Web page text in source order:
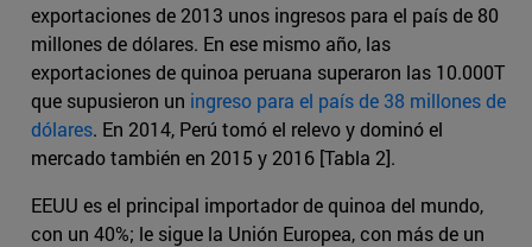
exportaciones de 2013 unos ingresos para el país de 80
millones de dólares. En ese mismo año, las
exportaciones de quinoa peruana superaron las 10.000T
que supusieron un ingreso para el país de 38 millones de
dólares. En 2014, Perú tomó el relevo y dominó el
mercado también en 2015 y 2016 [Tabla 2].
EEUU es el principal importador de quinoa del mundo,
con un 40%; le sigue la Unión Europea, con más de un